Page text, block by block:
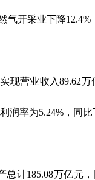
气开采业下降12.4%
现营业收入89.62万
润率为5.24% ，同
总计185.08万亿元